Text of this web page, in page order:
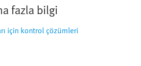
fazla bilgi
için kontrol çözümleri